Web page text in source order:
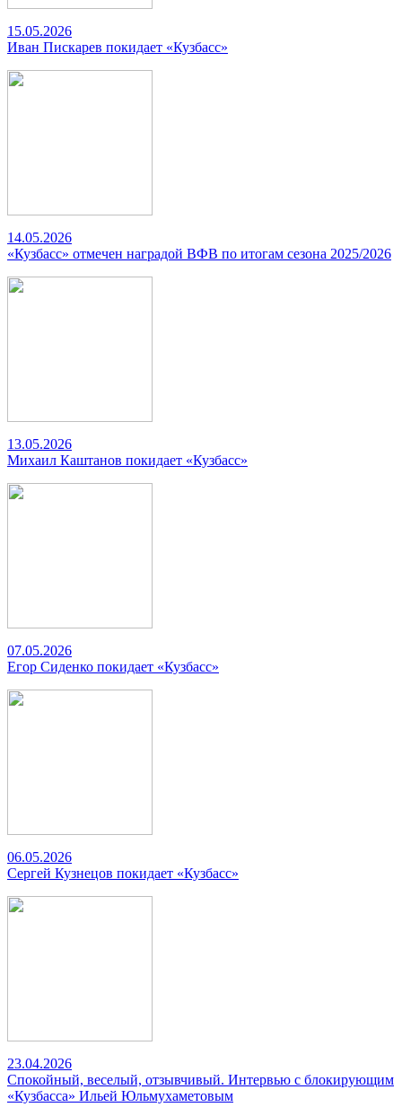
15.05.2026
Иван Пискарев покидает «Кузбасс»
14.05.2026
«Кузбасс» отмечен наградой ВФВ по итогам сезона 2025/2026
13.05.2026
Михаил Каштанов покидает «Кузбасс»
07.05.2026
Егор Сиденко покидает «Кузбасс»
06.05.2026
Сергей Кузнецов покидает «Кузбасс»
23.04.2026
Спокойный, веселый, отзывчивый. Интервью с блокирующим
«Кузбасса» Ильей Юльмухаметовым